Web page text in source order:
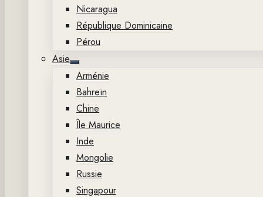
Nicaragua
République Dominicaine
Pérou
Asie
Show
sub
menu
Arménie
Bahreïn
Chine
Île Maurice
Inde
Mongolie
Russie
Singapour